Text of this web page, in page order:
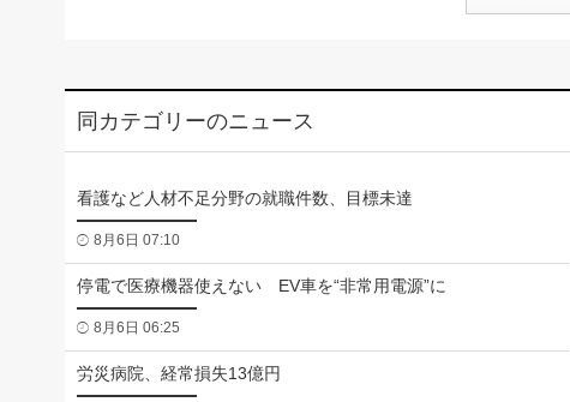
同カテゴリーのニュース
看護など人材不足分野の就職件数、目標未達
8月6日 07:10
停電で医療機器使えない EV車を“非常用電源”に
8月6日 06:25
労災病院、経常損失13億円